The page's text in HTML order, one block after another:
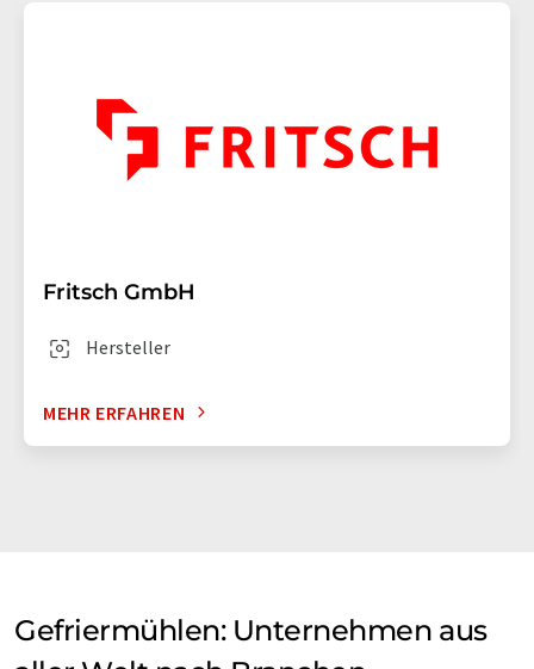
Fritsch GmbH
Hersteller
MEHR ERFAHREN
Gefriermühlen: Unternehmen aus